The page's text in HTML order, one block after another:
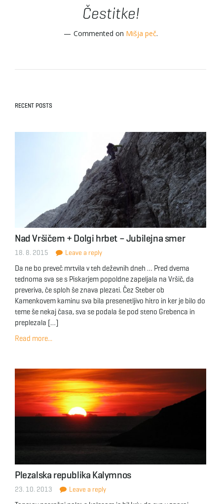
Čestitke!
Commented on Mišja peč.
RECENT POSTS
Nad Vršičem + Dolgi hrbet – Jubilejna smer
18. 8. 2015 Leave a reply
Da ne bo preveč mrtvila v teh deževnih dneh … Pred dvema
tednoma sva se s Piskarjem popoldne zapeljala na Vršič, da
preveriva, če sploh še znava plezati. Čez Steber ob
Kamenkovem kaminu sva bila presenetljivo hitro in ker je bilo do
teme še nekaj časa, sva se podala še pod steno Grebenca in
preplezala […]
Read more...
Plezalska republika Kalymnos
23. 10. 2013 Leave a reply